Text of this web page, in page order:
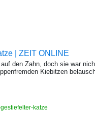
| ZEIT ONLINE
den Zahn, doch sie war
Kiebitzen
katze